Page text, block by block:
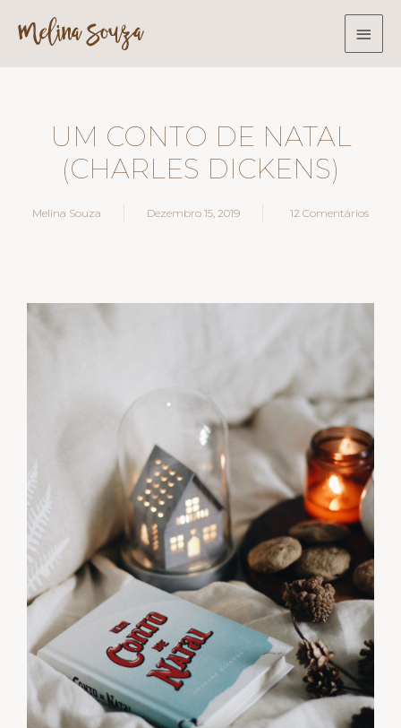
UM CONTO DE NATAL
(CHARLES DICKENS)
Melina Souza Dezembro 15, 2019 12 Comentários